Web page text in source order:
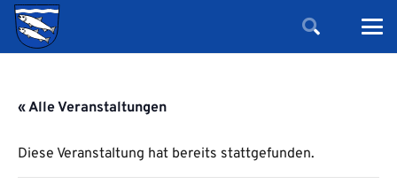
« Alle Veranstaltungen
Diese Veranstaltung hat bereits stattgefunden.